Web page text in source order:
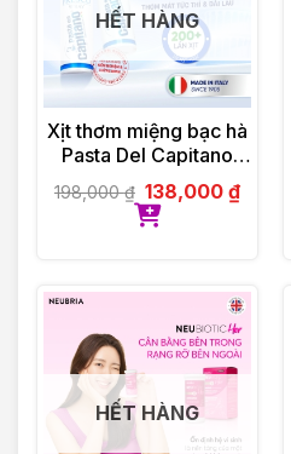
HẾT HÀNG
Xịt thơm miệng bạc hà
Pasta Del Capitano
(15ml)
198,000₫ 138,000₫
HẾT HÀNG